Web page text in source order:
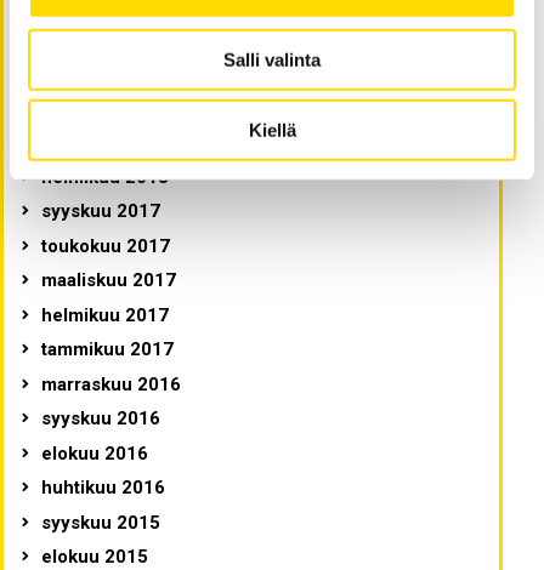
Salli valinta
Kiellä
marraskuu 2019
syyskuu 2018
helmikuu 2018
syyskuu 2017
toukokuu 2017
maaliskuu 2017
helmikuu 2017
tammikuu 2017
marraskuu 2016
syyskuu 2016
elokuu 2016
huhtikuu 2016
syyskuu 2015
elokuu 2015